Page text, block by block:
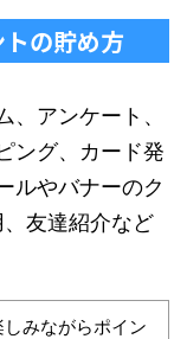
の貯め方
、アンケート、
ング、カード発
ルやバナーのク
友達紹介など
みながらポイン